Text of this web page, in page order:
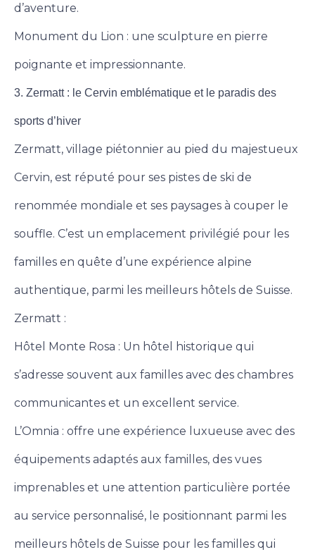
d’aventure.
Monument du Lion : une sculpture en pierre
poignante et impressionnante.
3. Zermatt : le Cervin emblématique et le paradis des
sports d’hiver
Zermatt, village piétonnier au pied du majestueux
Cervin, est réputé pour ses pistes de ski de
renommée mondiale et ses paysages à couper le
souffle. C’est un emplacement privilégié pour les
familles en quête d’une expérience alpine
authentique, parmi les meilleurs hôtels de Suisse.
Zermatt :
Hôtel Monte Rosa : Un hôtel historique qui
s’adresse souvent aux familles avec des chambres
communicantes et un excellent service.
L’Omnia : offre une expérience luxueuse avec des
équipements adaptés aux familles, des vues
imprenables et une attention particulière portée
au service personnalisé, le positionnant parmi les
meilleurs hôtels de Suisse pour les familles qui